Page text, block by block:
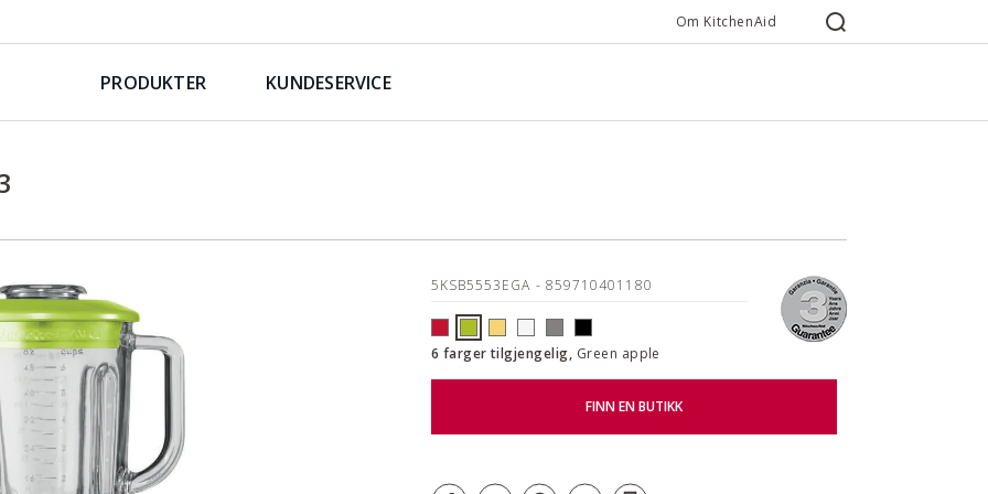
Om KitchenAid
PRODUKTER KUNDESERVICE
5KSB5553EGA - 859710401180
6 farger tilgjengelig, Green apple
FINN EN BUTIKK